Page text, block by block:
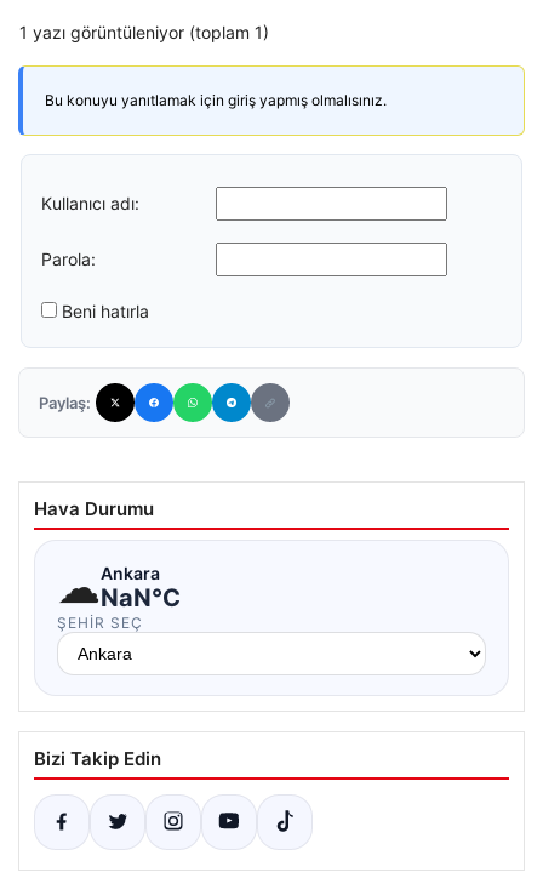
1 yazı görüntüleniyor (toplam 1)
Bu konuyu yanıtlamak için giriş yapmış olmalısınız.
Kullanıcı adı:
Parola:
Beni hatırla
Paylaş:
Hava Durumu
☁Ankara
NaN°C
ŞEHIR SEÇ
Bizi Takip Edin